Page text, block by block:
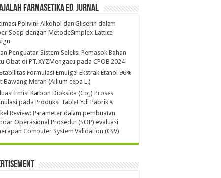
Farmasetika Ed. Jurnal
Polivinil Alkohol dan Gliserin dalam
Soap dengan MetodeSimplex Lattice
Penguatan Sistem Seleksi Pemasok Bahan
Obat di PT. XYZMengacu pada CPOB 2024
Formulasi Emulgel Ekstrak Etanol 96%
Bawang Merah (Allium cepa L.)
Emisi Karbon Dioksida (Co₂) Proses
pada Produksi Tablet Ydi Pabrik X
Review: Parameter dalam pembuatan
Operasional Prosedur (SOP) evaluasi
Computer System Validation (CSV)